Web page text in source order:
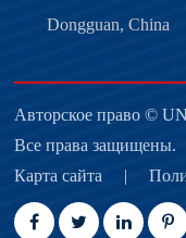
Dongguan, China
Авторское право ©
Все права защищены.
Карта сайта
|